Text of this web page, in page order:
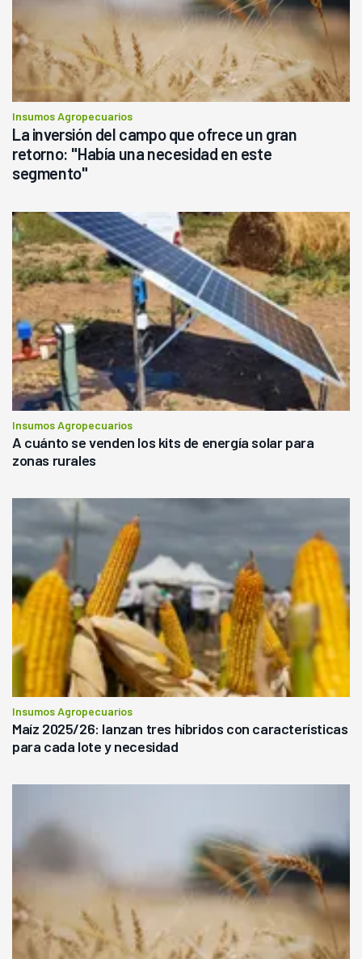
Insumos Agropecuarios
La inversión del campo que ofrece un gran
retorno: "Había una necesidad en este
segmento"
Insumos Agropecuarios
A cuánto se venden los kits de energía solar para
zonas rurales
Insumos Agropecuarios
Maíz 2025/26: lanzan tres híbridos con características
para cada lote y necesidad